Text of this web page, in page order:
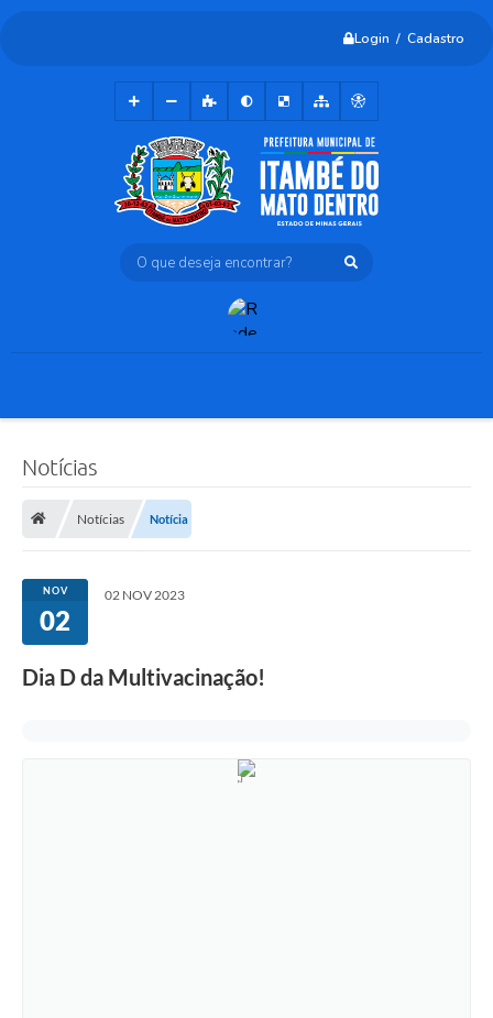
Login / Cadastro
O que deseja encontrar?
Notícias
Notícias Notícia
NOV
02
02 NOV 2023
Dia D da Multivacinação!